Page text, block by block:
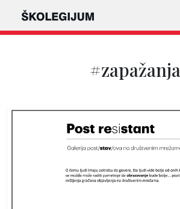
#zapažanja